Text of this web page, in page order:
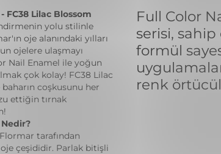
FC38 Lilac Blossom
yolu stilinle
oje alanındaki yılları
ojelere ulaşmayı
Nail Enamel ile yoğun
çok kolay! FC38 Lilac
coşkusunu her
ettiğin tırnak
tarafından
çeşididir. Parlak bitişli
Full Color
serisi,
formül
renk